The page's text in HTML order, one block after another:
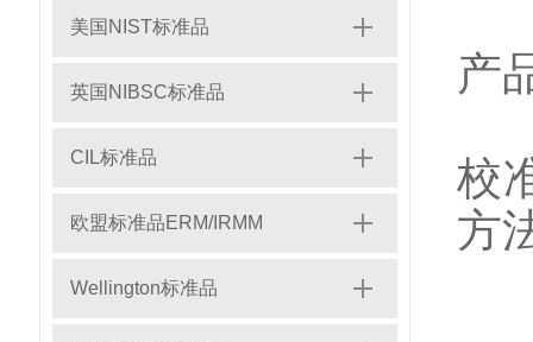
美国NIST标准品
英国NIBSC标准品
CIL标准品
欧盟标准品ERM/IRMM
Wellington标准品
产
校
方